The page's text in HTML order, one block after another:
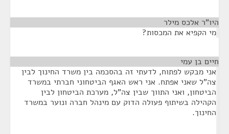
היו"ר אלכס מילר
מי הקפיא את המכסות?
חיים בן עמי
אני מבקש לפתוח, לדעתי זה בהסכמה בין משרד החינוך לבין
צה"ל שאני אפתח. אני ראש האגף הביטחוני חברתי במשרד
הביטחון, ואני התווך שבין צה"ל, מערכת הביטחון לבין
הקהילה בשיתוף פעולה הדוק עם מינהל חברה ונוער במשרד
החינוך.